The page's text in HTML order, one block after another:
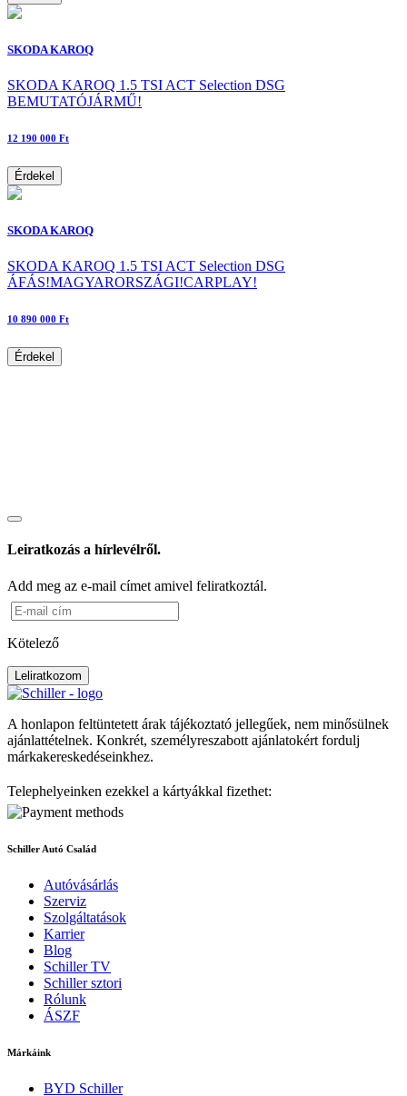
SKODA KAROQ
SKODA KAROQ 1.5 TSI ACT Selection DSG
BEMUTATÓJÁRMŰ!
12 190 000 Ft
Érdekel
SKODA KAROQ
SKODA KAROQ 1.5 TSI ACT Selection DSG
ÁFÁS!MAGYARORSZÁGI!CARPLAY!
10 890 000 Ft
Érdekel
Leiratkozás a hírlevélről.
Add meg az e-mail címet amivel feliratkoztál.
Kötelező
Leliratkozom
A honlapon feltüntetett árak tájékoztató jellegűek, nem minősülnek
ajánlattételnek. Konkrét, személyreszabott ajánlatokért fordulj
márkakereskedéseinkhez.
Telephelyeinken ezekkel a kártyákkal fizethet:
Schiller Autó Család
Autóvásárlás
Szerviz
Szolgáltatások
Karrier
Blog
Schiller TV
Schiller sztori
Rólunk
ÁSZF
Márkáink
BYD Schiller